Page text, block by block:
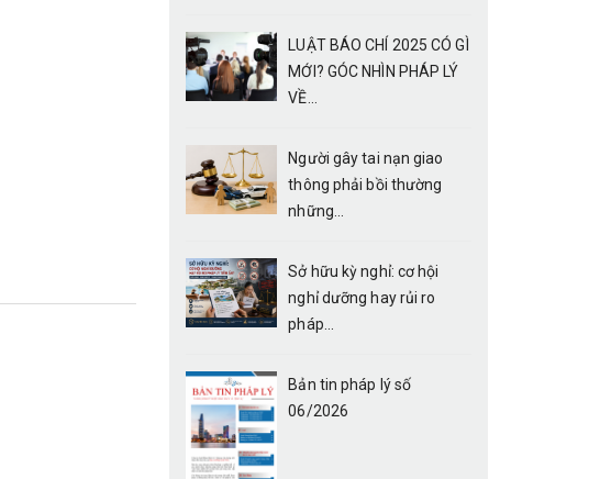
LUẬT BÁO CHÍ 2025 CÓ GÌ
MỚI? GÓC NHÌN PHÁP LÝ
VỀ...
Người gây tai nạn giao
thông phải bồi thường
những...
Sở hữu kỳ nghỉ: cơ hội
nghỉ dưỡng hay rủi ro
pháp...
Bản tin pháp lý số
06/2026